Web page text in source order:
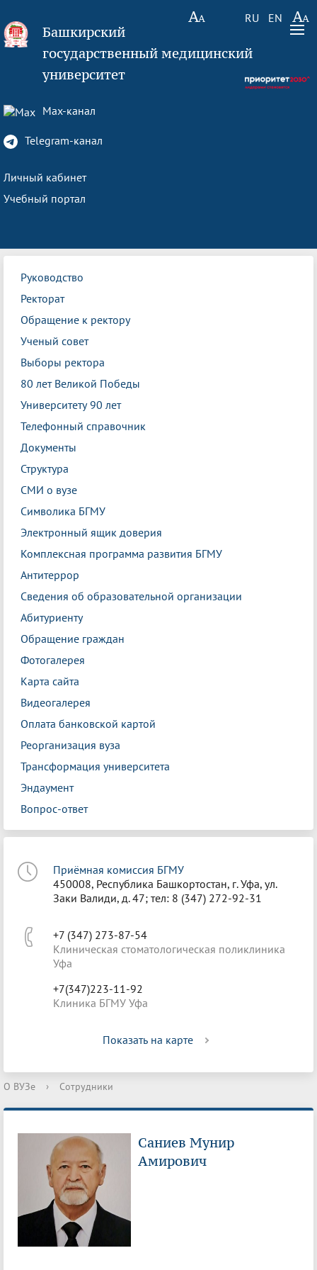
RU EN
Башкирский
государственный медицинский
университет
Max-канал
Telegram-канал
Личный кабинет
Учебный портал
Руководство
Ректорат
Обращение к ректору
Ученый совет
Выборы ректора
80 лет Великой Победы
Университету 90 лет
Телефонный справочник
Документы
Структура
СМИ о вузе
Символика БГМУ
Электронный ящик доверия
Комплексная программа развития БГМУ
Антитеррор
Сведения об образовательной организации
Абитуриенту
Обращение граждан
Фотогалерея
Карта сайта
Видеогалерея
Оплата банковской картой
Реорганизация вуза
Трансформация университета
Эндаумент
Вопрос-ответ
Приёмная комиссия БГМУ
450008, Республика Башкортостан, г. Уфа, ул.
Заки Валиди, д. 47; тел: 8 (347) 272-92-31
+7 (347) 273-87-54
Клиническая стоматологическая поликлиника
Уфа
+7(347)223-11-92
Клиника БГМУ Уфа
Показать на карте
О ВУЗе › Сотрудники
Саниев Мунир
Амирович